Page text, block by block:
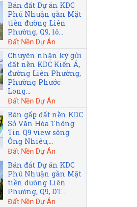
Bán đất Dự án KDC
Phú Nhuận gần Mặt
tiền đường Liên
Phường, Q9, lô...
Đất Nền Dự Án
Chuyên nhận ký gửi
đất nền KDC Kiến Á,
đường Liên Phường,
Phường Phước
Long...
Đất Nền Dự Án
Bán gấp đất nền KDC
Sở Văn Hóa Thông
Tin Q9 view sông
Ông Nhiêu,...
Đất Nền Dự Án
Bán đất Dự án KDC
Phú Nhuận gần Mặt
tiền đường Liên
Phường, Q9, DT...
Đất Nền Dự Án